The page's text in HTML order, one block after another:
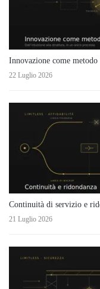
Innovazione come
22 Luglio 2026
Continuità di servizio e
21 Luglio 2026